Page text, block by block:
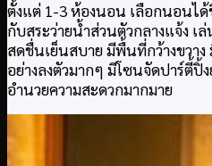
ตั้งแต่ 1-3 ห้องนอน เลือกนอนไ
กับสระว่ายน้ำส่วนตัวกลางแจ้ง เ
สดชื่นเย็นสบาย มีพื้นที่กว้างขวา
อย่างลงตัวมากๆ มีโซนจัดปาร์ตี้ปิ้
อำนวยความสะดวกมากมาย